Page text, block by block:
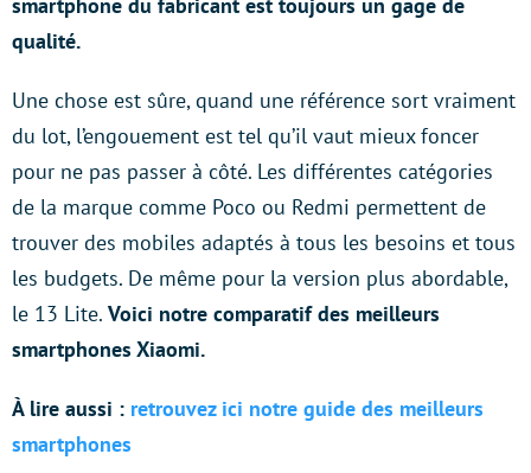
qualité.
Une chose est sûre, quand une référence sort vraiment
du lot, l’engouement est tel qu’il vaut mieux foncer
pour ne pas passer à côté. Les différentes catégories
de la marque comme Poco ou Redmi permettent de
trouver des mobiles adaptés à tous les besoins et tous
les budgets. De même pour la version plus abordable,
le 13 Lite. Voici notre comparatif des meilleurs
smartphones Xiaomi.
À lire aussi : retrouvez ici notre guide des meilleurs
smartphones